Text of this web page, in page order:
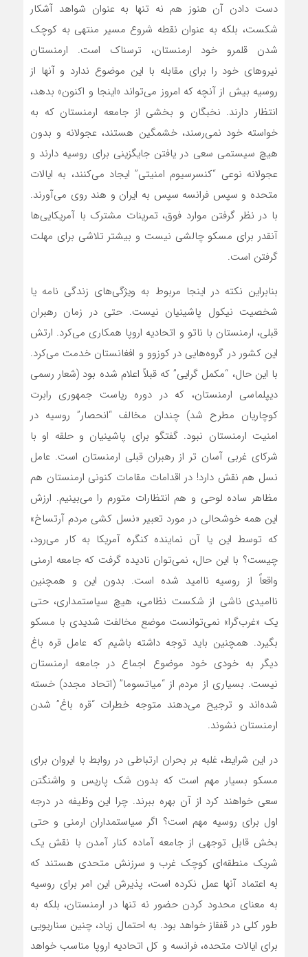
دست دادن آن هنوز هم نه تنها به عنوان شواهد آشکار
شکست، بلکه به عنوان نقطه شروع مسیر منتهی به کوچک
شدن قلمرو خود ارمنستان، ترسناک است. ارمنستان
نیروهای خود را برای مقابله با این موضوع ندارد و آنها از
روسیه بیش از آنچه که امروز‌ می‌تواند «اینجا و اکنون» بدهد،
انتظار دارند. نخبگان و بخشی از جامعه ارمنستان که به
خواسته خود‌ نمی‌رسند، خشمگین هستند، عجولانه و بدون
هیچ سیستمی سعی در یافتن جایگزینی برای روسیه دارند و
عجولانه نوعی “کنسرسیوم امنیتی” ایجاد‌ می‌کنند، به ایالات
متحده و سپس فرانسه سپس به ایران و هند روی‌ می‌آورند.
با در نظر گرفتن موارد فوق، تمرینات مشترک با آمریکایی‌ها
آنقدر برای مسکو چالشی نیست و بیشتر تلاشی برای مهلت
گرفتن است.
بنابراین نکته در اینجا مربوط به ویژگی‌های زندگی نامه یا
شخصیت نیکول پاشینیان نیست. حتی در زمان رهبران
قبلی، ارمنستان با ناتو و اتحادیه اروپا همکاری‌ می‌کرد. ارتش
این کشور در گروه‌هایی در کوزوو و افغانستان خدمت‌ می‌کرد.
با این حال، “مکمل گرایی” که قبلاً اعلام شده بود (شعار رسمی
دیپلماسی ارمنستان، که در دوره ریاست جمهوری رابرت
کوچاریان مطرح شد) چندان مخالف “انحصار” روسیه در
امنیت ارمنستان نبود. گفتگو برای پاشینیان و حلقه او با
شرکای غربی آسان تر از رهبران قبلی ارمنستان است. عامل
نسل هم نقش دارد! در اقدامات مقامات کنونی ارمنستان هم
مظاهر ساده لوحی و هم انتظارات متورم را‌ می‌بینیم. ارزش
این همه خوشحالی در مورد تعبیر «نسل کشی مردم آرتساخ»
که توسط این یا آن نماینده کنگره آمریکا به کار‌ می‌رود،
چیست؟ با این حال،‌ نمی‌توان نادیده گرفت که جامعه ارمنی
واقعاً از روسیه ناامید شده است. بدون این و همچنین
ناامیدی ناشی از شکست نظامی، هیچ سیاستمداری، حتی
یک «غرب‌گرا» نمی‌توانست موضع مخالفت شدیدی با مسکو
بگیرد. همچنین باید توجه داشته باشیم که عامل قره باغ
دیگر به خودی خود موضوع اجماع در جامعه ارمنستان
نیست. بسیاری از مردم از “میاتسوما” (اتحاد مجدد) خسته
شده‌اند و ترجیح‌ می‌دهند متوجه خطرات “قره باغ” شدن
ارمنستان نشوند.
در این شرایط، غلبه بر بحران ارتباطی در روابط با ایروان برای
مسکو بسیار مهم است که بدون شک پاریس و واشنگتن
سعی خواهند کرد از آن بهره ببرند. چرا این وظیفه در درجه
اول برای روسیه مهم است؟ اگر سیاستمداران ارمنی و حتی
بخش قابل توجهی از جامعه آماده کنار آمدن با نقش یک
شریک منطقه‌ای کوچک غرب و سرزنش متحدی هستند که
به اعتماد آنها عمل نکرده است، پذیرش این امر برای روسیه
به معنای محدود کردن حضور نه تنها در ارمنستان، بلکه به
طور کلی در قفقاز خواهد بود. به احتمال زیاد، چنین سناریویی
برای ایالات متحده، فرانسه و کل اتحادیه اروپا مناسب خواهد